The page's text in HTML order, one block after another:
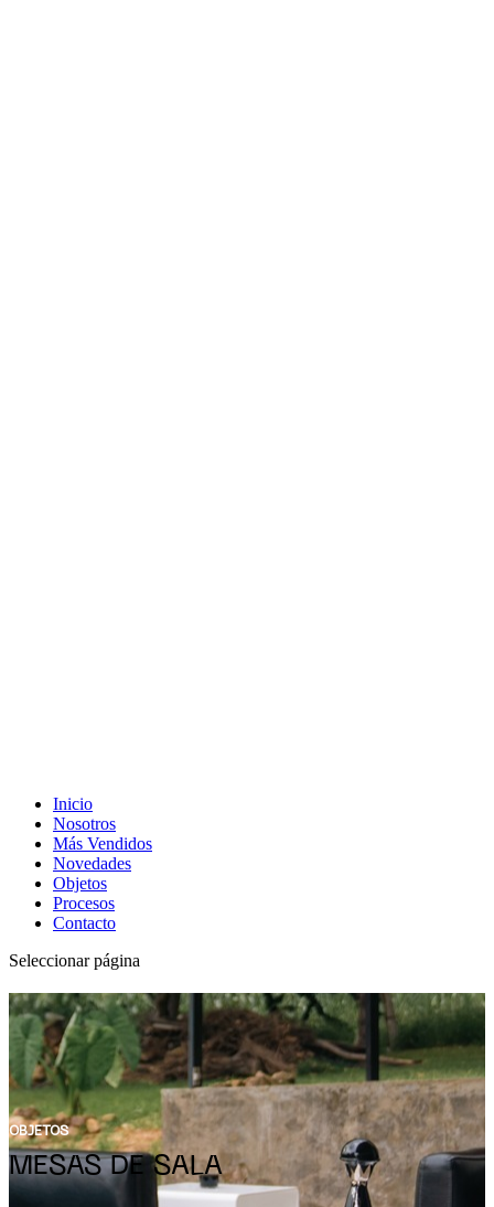
Inicio
Nosotros
Más Vendidos
Novedades
Objetos
Procesos
Contacto
Seleccionar página
OBJETOS
MESAS DE SALA